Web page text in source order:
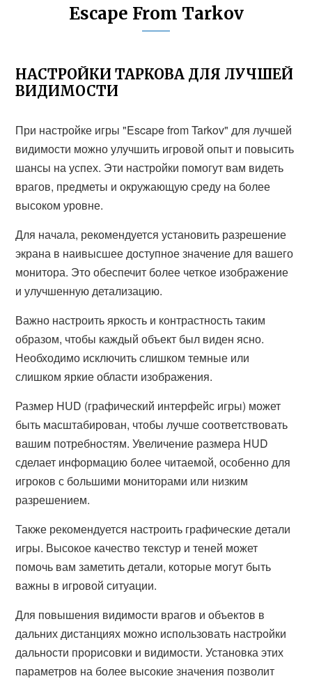
Escape From Tarkov
НАСТРОЙКИ ТАРКОВА ДЛЯ ЛУЧШЕЙ
ВИДИМОСТИ
При настройке игры "Escape from Tarkov" для лучшей
видимости можно улучшить игровой опыт и повысить
шансы на успех. Эти настройки помогут вам видеть
врагов, предметы и окружающую среду на более
высоком уровне.
Для начала, рекомендуется установить разрешение
экрана в наивысшее доступное значение для вашего
монитора. Это обеспечит более четкое изображение
и улучшенную детализацию.
Важно настроить яркость и контрастность таким
образом, чтобы каждый объект был виден ясно.
Необходимо исключить слишком темные или
слишком яркие области изображения.
Размер HUD (графический интерфейс игры) может
быть масштабирован, чтобы лучше соответствовать
вашим потребностям. Увеличение размера HUD
сделает информацию более читаемой, особенно для
игроков с большими мониторами или низким
разрешением.
Также рекомендуется настроить графические детали
игры. Высокое качество текстур и теней может
помочь вам заметить детали, которые могут быть
важны в игровой ситуации.
Для повышения видимости врагов и объектов в
дальних дистанциях можно использовать настройки
дальности прорисовки и видимости. Установка этих
параметров на более высокие значения позволит